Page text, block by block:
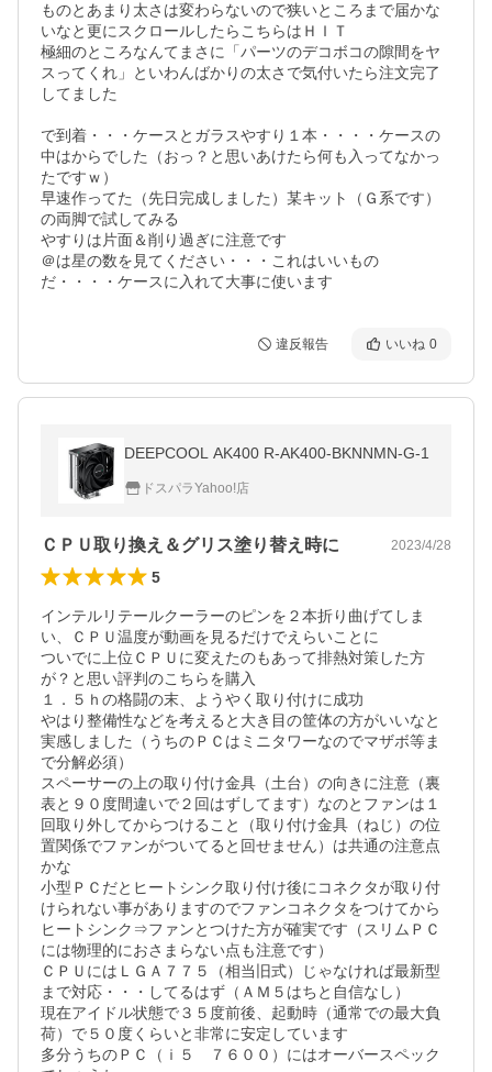
ものとあまり太さは変わらないので狭いところまで届かな
いなと更にスクロールしたらこちらはＨＩＴ
極細のところなんてまさに「パーツのデコボコの隙間をヤ
スってくれ」といわんばかりの太さで気付いたら注文完了
してました
で到着・・・ケースとガラスやすり１本・・・・ケースの
中はからでした（おっ？と思いあけたら何も入ってなかっ
たですｗ）
早速作ってた（先日完成しました）某キット（Ｇ系です）
の両脚で試してみる
やすりは片面＆削り過ぎに注意です
＠は星の数を見てください・・・これはいいもの
だ・・・・ケースに入れて大事に使います
違反報告 いいね 0
DEEPCOOL AK400 R-AK400-BKNNMN-G-1
ドスパラYahoo!店
ＣＰＵ取り換え＆グリス塗り替え時に 2023/4/28
5
インテルリテールクーラーのピンを２本折り曲げてしま
い、ＣＰＵ温度が動画を見るだけでえらいことに
ついでに上位ＣＰＵに変えたのもあって排熱対策した方
が？と思い評判のこちらを購入
１．５ｈの格闘の末、ようやく取り付けに成功
やはり整備性などを考えると大き目の筐体の方がいいなと
実感しました（うちのＰＣはミニタワーなのでマザボ等ま
で分解必須）
スペーサーの上の取り付け金具（土台）の向きに注意（裏
表と９０度間違いで２回はずしてます）なのとファンは１
回取り外してからつけること（取り付け金具（ねじ）の位
置関係でファンがついてると回せません）は共通の注意点
かな
小型ＰＣだとヒートシンク取り付け後にコネクタが取り付
けられない事がありますのでファンコネクタをつけてから
ヒートシンク⇒ファンとつけた方が確実です（スリムＰＣ
には物理的におさまらない点も注意です）
ＣＰＵにはＬＧＡ７７５（相当旧式）じゃなければ最新型
まで対応・・・してるはず（ＡＭ５はちと自信なし）
現在アイドル状態で３５度前後、起動時（通常での最大負
荷）で５０度くらいと非常に安定しています
多分うちのＰＣ（ｉ５　７６００）にはオーバースペック